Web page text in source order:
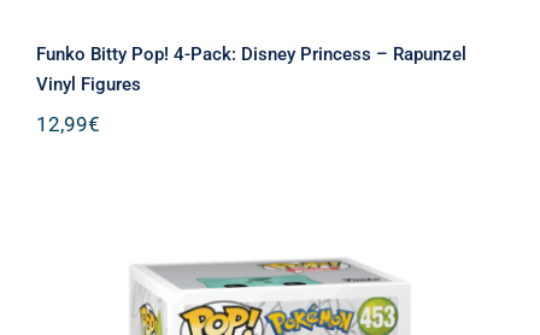
Funko Bitty Pop! 4-Pack: Disney Princess – Rapunzel
Vinyl Figures
12,99€